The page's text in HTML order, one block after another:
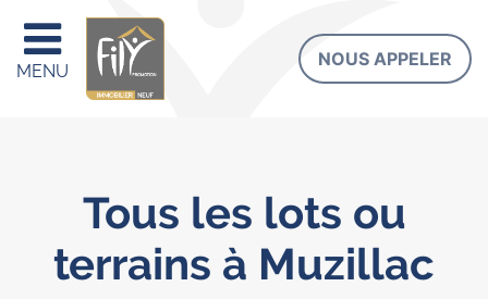
MENU
NOUS APPELER
Tous les lots ou
terrains à Muzillac